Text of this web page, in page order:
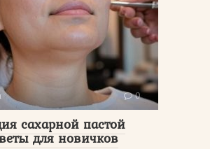
0
сахарной пастой
для новичков